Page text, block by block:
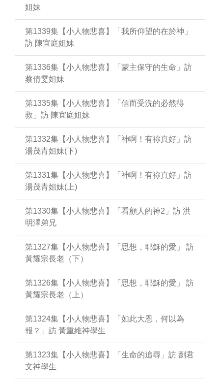
姐妹
第1339集【小人物悲喜】「我所仰望的在於神」
訪 陳宜庭姐妹
第1336集【小人物悲喜】「蒙主保守的生命」訪
蔡倩雯姐妹
第1335集【小人物悲喜】「信而受洗的必然得
救」訪 陳宜庭姐妹
第1332集【小人物悲喜】「神啊！有祢真好」訪
湯茂青姐妹(下)
第1331集【小人物悲喜】「神啊！有祢真好」訪
湯茂青姐妹(上)
第1330集【小人物悲喜】「看顧人的神2」訪 洪
明澤弟兄
第1327集【小人物悲喜】「思想，耶穌的愛」 訪
黃耀宗長老（下）
第1326集【小人物悲喜】「思想，耶穌的愛」 訪
黃耀宗長老（上）
第1324集【小人物悲喜】「如此大恩，何以為
報？」訪 黃重維神學生
第1323集【小人物悲喜】「生命的追尋」訪 劉君
文神學生